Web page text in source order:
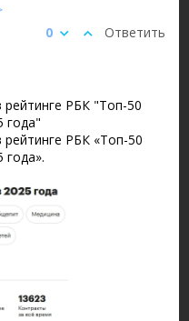
Ответить
0
РБК "Топ-50
года"
РБК «Топ-50